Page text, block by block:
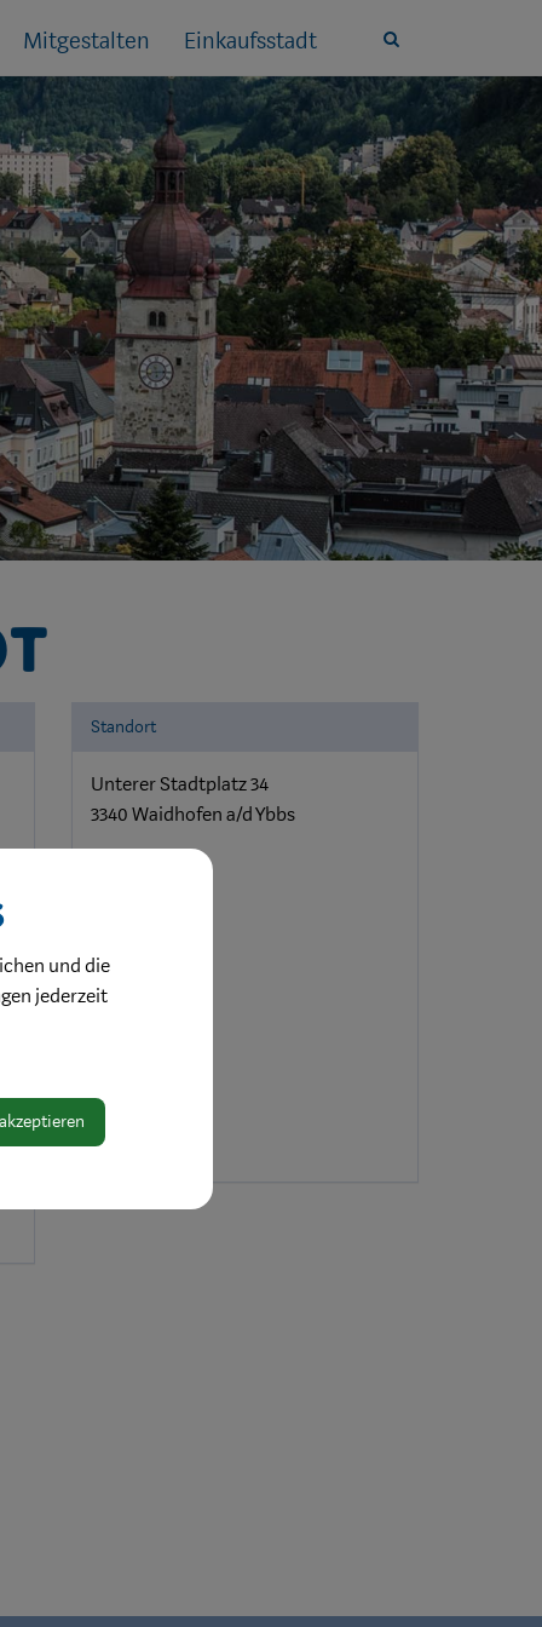
Mitgestalten Einkaufsstadt
Site
toggle
Standort
Unterer Stadtplatz 34
3340 Waidhofen a/d Ybbs
und die
jederzeit